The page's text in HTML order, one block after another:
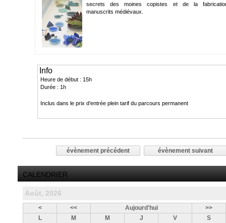
secrets des moines copistes et de la
manuscrits médiévaux.
Info
Heure de début : 15h
Durée : 1h
Inclus dans le prix d’entrée plein tarif du parcours permanent
évènement précédent évènement suivant
CALENDRIER
Août, 2026
< << Aujourd'hui
>>
L
M M J V S